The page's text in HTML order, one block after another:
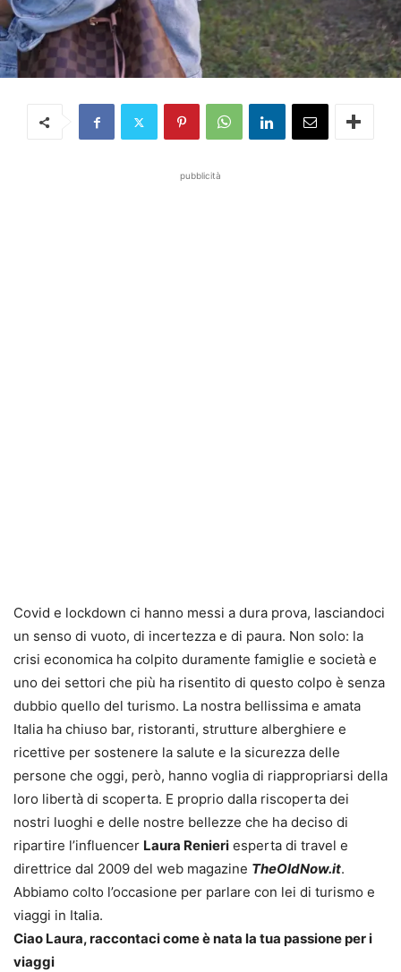
pubblicità
Covid e lockdown ci hanno messi a dura prova, lasciandoci
un senso di vuoto, di incertezza e di paura. Non solo: la
crisi economica ha colpito duramente famiglie e società e
uno dei settori che più ha risentito di questo colpo è senza
dubbio quello del turismo. La nostra bellissima e amata
Italia ha chiuso bar, ristoranti, strutture alberghiere e
ricettive per sostenere la salute e la sicurezza delle
persone che oggi, però, hanno voglia di riappropriarsi della
loro libertà di scoperta. E proprio dalla riscoperta dei
nostri luoghi e delle nostre bellezze che ha deciso di
ripartire l’influencer Laura Renieri esperta di travel e
direttrice dal 2009 del web magazine TheOldNow.it.
Abbiamo colto l’occasione per parlare con lei di turismo e
viaggi in Italia.
Ciao Laura, raccontaci come è nata la tua passione per i
viaggi